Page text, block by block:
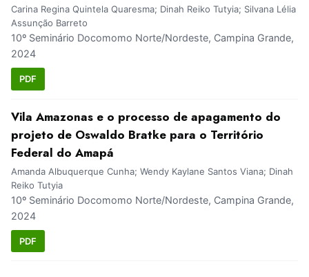
Carina Regina Quintela Quaresma; Dinah Reiko Tutyia; Silvana Lélia
Assunção Barreto
10º Seminário Docomomo Norte/Nordeste, Campina Grande,
2024
PDF
Vila Amazonas e o processo de apagamento do
projeto de Oswaldo Bratke para o Território
Federal do Amapá
Amanda Albuquerque Cunha; Wendy Kaylane Santos Viana; Dinah
Reiko Tutyia
10º Seminário Docomomo Norte/Nordeste, Campina Grande,
2024
PDF